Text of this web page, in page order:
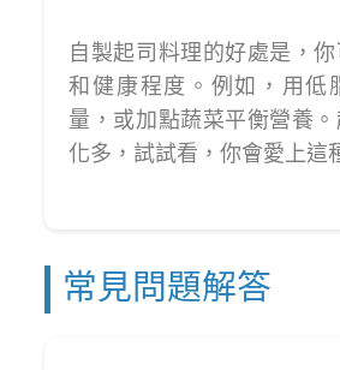
自製起司料理的好處是，
和健康程度。例如，用低
量，或加點蔬菜平衡營養
化多，試試看，你會愛上這
常見問題解答